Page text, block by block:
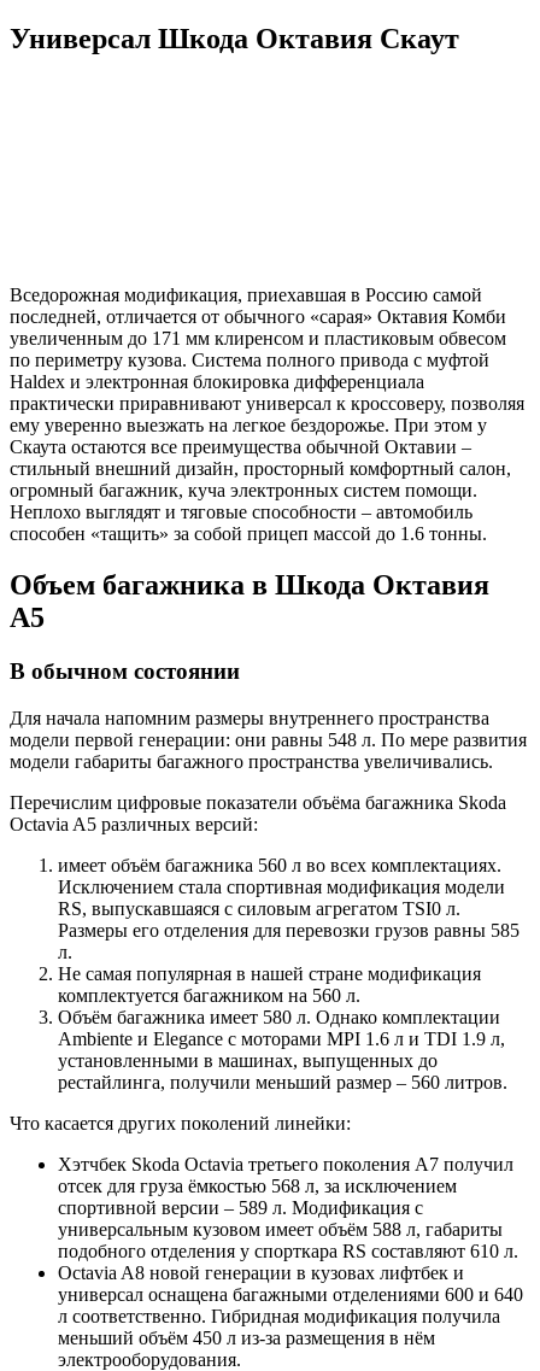
Универсал Шкода Октавия Скаут
Вседорожная модификация, приехавшая в Россию самой
последней, отличается от обычного «сарая» Октавия Комби
увеличенным до 171 мм клиренсом и пластиковым обвесом
по периметру кузова. Система полного привода с муфтой
Haldex и электронная блокировка дифференциала
практически приравнивают универсал к кроссоверу, позволяя
ему уверенно выезжать на легкое бездорожье. При этом у
Скаута остаются все преимущества обычной Октавии –
стильный внешний дизайн, просторный комфортный салон,
огромный багажник, куча электронных систем помощи.
Неплохо выглядят и тяговые способности – автомобиль
способен «тащить» за собой прицеп массой до 1.6 тонны.
Объем багажника в Шкода Октавия
А5
В обычном состоянии
Для начала напомним размеры внутреннего пространства
модели первой генерации: они равны 548 л. По мере развития
модели габариты багажного пространства увеличивались.
Перечислим цифровые показатели объёма багажника Skoda
Octavia A5 различных версий:
имеет объём багажника 560 л во всех комплектациях.
Исключением стала спортивная модификация модели
RS, выпускавшаяся с силовым агрегатом TSI0 л.
Размеры его отделения для перевозки грузов равны 585
л.
Не самая популярная в нашей стране модификация
комплектуется багажником на 560 л.
Объём багажника имеет 580 л. Однако комплектации
Ambiente и Elegance с моторами MPI 1.6 л и TDI 1.9 л,
установленными в машинах, выпущенных до
рестайлинга, получили меньший размер – 560 литров.
Что касается других поколений линейки:
Хэтчбек Skoda Octavia третьего поколения А7 получил
отсек для груза ёмкостью 568 л, за исключением
спортивной версии – 589 л. Модификация с
универсальным кузовом имеет объём 588 л, габариты
подобного отделения у спорткара RS составляют 610 л.
Octavia A8 новой генерации в кузовах лифтбек и
универсал оснащена багажными отделениями 600 и 640
л соответственно. Гибридная модификация получила
меньший объём 450 л из-за размещения в нём
электрооборудования.